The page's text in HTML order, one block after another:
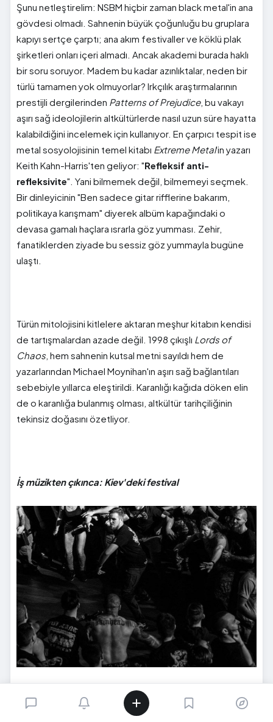
Şunu netleştirelim: NSBM hiçbir zaman black metal'in ana
gövdesi olmadı. Sahnenin büyük çoğunluğu bu gruplara
kapıyı sertçe çarptı; ana akım festivaller ve köklü plak
şirketleri onları içeri almadı. Ancak akademi burada haklı
bir soru soruyor. Madem bu kadar azınlıktalar, neden bir
türlü tamamen yok olmuyorlar? Irkçılık araştırmalarının
prestijli dergilerinden Patterns of Prejudice, bu vakayı
aşırı sağ ideolojilerin altkültürlerde nasıl uzun süre hayatta
kalabildiğini incelemek için kullanıyor. En çarpıcı tespit ise
metal sosyolojisinin temel kitabı Extreme Metal'in yazarı
Keith Kahn-Harris'ten geliyor: "Refleksif anti-
refleksivite". Yani bilmemek değil, bilmemeyi seçmek.
Bir dinleyicinin "Ben sadece gitar rifflerine bakarım,
politikaya karışmam" diyerek albüm kapağındaki o
devasa gamalı haçlara ısrarla göz yumması. Zehir,
fanatiklerden ziyade bu sessiz göz yummayla bugüne
ulaştı.
Türün mitolojisini kitlelere aktaran meşhur kitabın kendisi
de tartışmalardan azade değil. 1998 çıkışlı Lords of
Chaos, hem sahnenin kutsal metni sayıldı hem de
yazarlarından Michael Moynihan'ın aşırı sağ bağlantıları
sebebiyle yıllarca eleştirildi. Karanlığı kağıda döken elin
de o karanlığa bulanmış olması, altkültür tarihçiliğinin
tekinsiz doğasını özetliyor.
İş müzikten çıkınca: Kiev'deki festival
"Marjinal bir müzik sahnesinin marjinal fikirleri, ne zararı
olabilir?" diyenler için hikâyenin günümüze uzanan pratik